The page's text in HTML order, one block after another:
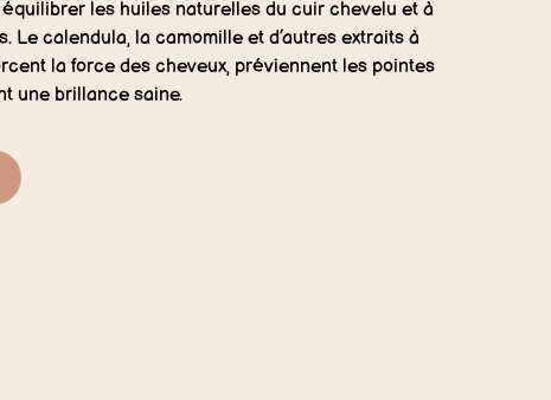
équilibrer les huiles naturelles du cuir chevelu et à
Le calendula, la camomille et d’autres extraits à
la force des cheveux, préviennent les pointes
une brillance saine.